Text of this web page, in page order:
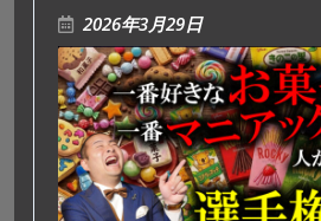
2026年3月29日